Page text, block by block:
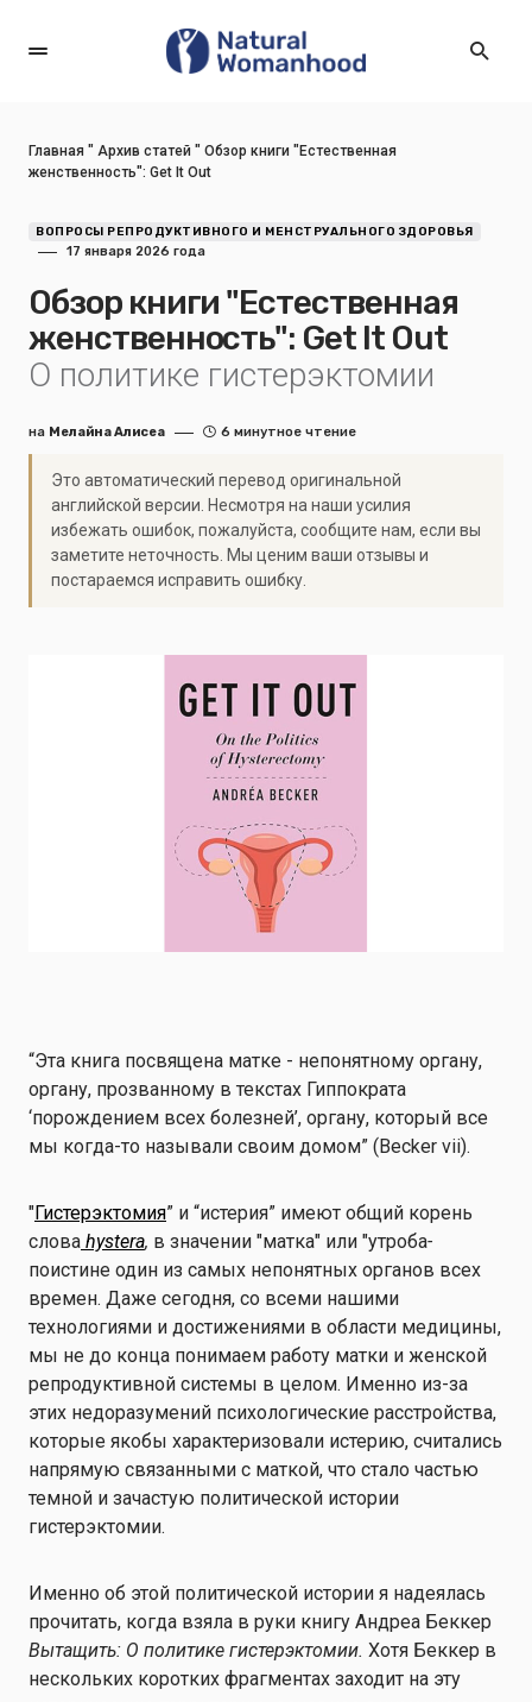
Главная " Архив статей " Обзор книги "Естественная
женственность": Get It Out
ВОПРОСЫ РЕПРОДУКТИВНОГО И МЕНСТРУАЛЬНОГО ЗДОРОВЬЯ
17 января 2026 года
Обзор книги "Естественная
женственность": Get It Out
О политике гистерэктомии
на Мелайна Алисеа 6 минутное чтение
Это автоматический перевод оригинальной
английской версии. Несмотря на наши усилия
избежать ошибок, пожалуйста, сообщите нам, если вы
заметите неточность. Мы ценим ваши отзывы и
постараемся исправить ошибку.
“Эта книга посвящена матке - непонятному органу,
органу, прозванному в текстах Гиппократа
‘порождением всех болезней’, органу, который все
мы когда-то называли своим домом” (Becker vii).
"Гистерэктомия” и “истерия” имеют общий корень
слова hystera, в значении "матка" или "утроба-
поистине один из самых непонятных органов всех
времен. Даже сегодня, со всеми нашими
технологиями и достижениями в области медицины,
мы не до конца понимаем работу матки и женской
репродуктивной системы в целом. Именно из-за
этих недоразумений психологические расстройства,
которые якобы характеризовали истерию, считались
напрямую связанными с маткой, что стало частью
темной и зачастую политической истории
гистерэктомии.
Именно об этой политической истории я надеялась
прочитать, когда взяла в руки книгу Андреа Беккер
Вытащить: О политике гистерэктомии. Хотя Беккер в
нескольких коротких фрагментах заходит на эту